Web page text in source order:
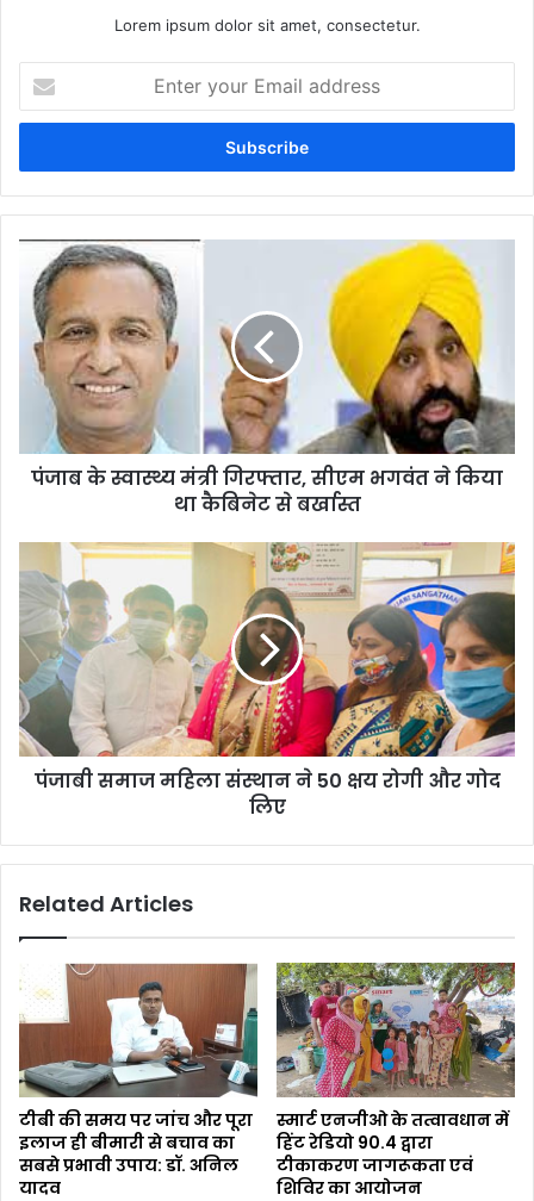
Lorem ipsum dolor sit amet, consectetur.
your
Email
पंजाब के स्वास्थ्य मंत्री गिरफ्तार, सीएम भगवंत ने किया
था कैबिनेट से बर्खास्त
पंजाबी समाज महिला संस्थान ने 50 क्षय रोगी और गोद
लिए
Related Articles
टीबी की समय पर जांच और पूरा
इलाज ही बीमारी से बचाव का
सबसे प्रभावी उपाय: डॉ. अनिल
यादव
स्मार्ट एनजीओ के तत्वावधान में
हिंट रेडियो 90.4 द्वारा
टीकाकरण जागरूकता एवं
शिविर का आयोजन